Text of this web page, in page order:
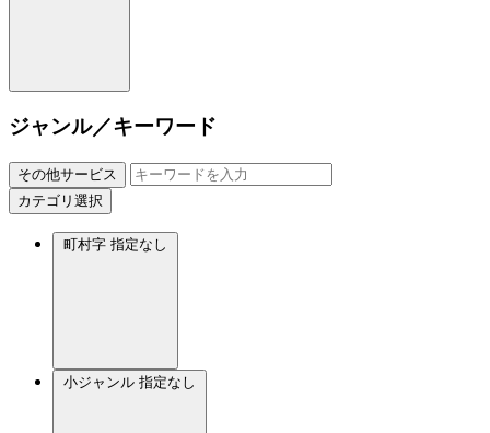
ジャンル／キーワード
その他サービス
カテゴリ選択
町村字 指定なし
小ジャンル 指定なし